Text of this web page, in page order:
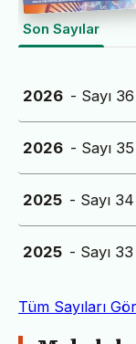
Son Sayılar
2026 - Sayı 36
2026 - Sayı 35
2025 - Sayı 34
2025 - Sayı 33
Tüm Sayıları